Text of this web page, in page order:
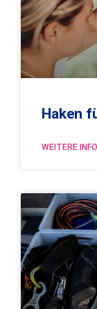
Haken
WEITERE